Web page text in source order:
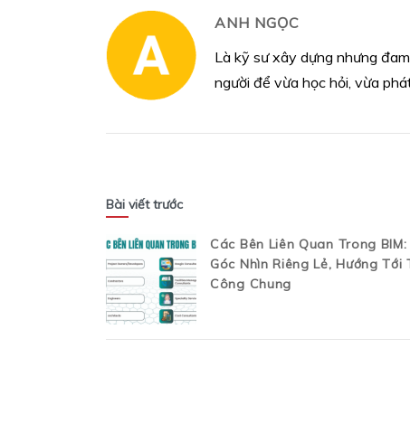
ANH NGỌC
Là kỹ sư xây dựng nhưng
người để vừa học hỏi, vừa
Bài viết trước
Các Bên Liên Quan Trong
Góc Nhìn Riêng Lẻ, Hướng Tới
Công Chung